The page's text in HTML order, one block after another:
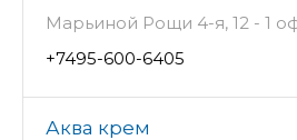
Марьиной Рощи 4-я, 12 - 1
+7495-600-6405
Аква крем